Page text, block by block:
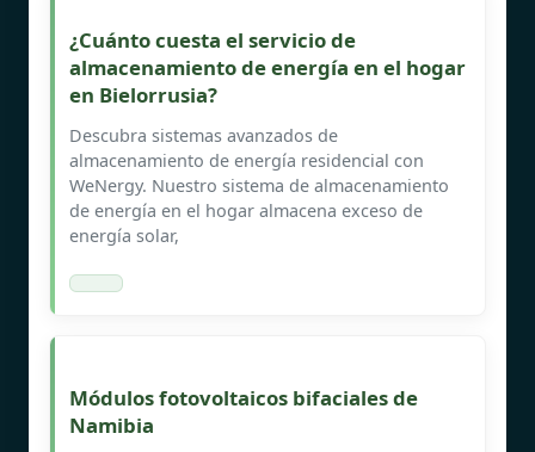
¿Cuánto cuesta el servicio de
almacenamiento de energía en el hogar
en Bielorrusia?
Descubra sistemas avanzados de
almacenamiento de energía residencial con
WeNergy. Nuestro sistema de almacenamiento
de energía en el hogar almacena exceso de
energía solar,
Módulos fotovoltaicos bifaciales de
Namibia